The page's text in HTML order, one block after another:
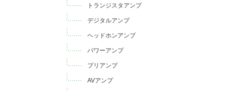
トランジスタアンプ
デジタルアンプ
ヘッドホンアンプ
パワーアンプ
プリアンプ
AVアンプ